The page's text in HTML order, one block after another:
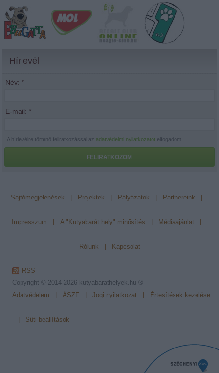
Hírlevél
Név: *
E-mail: *
A hírlevélre történő feliratkozással azadatvédelmi nyilatkozatot elfogadom.
FELIRATKOZOM
Sajtómegjelenések Projektek Pályázatok Partnereink
Impresszum A "Kutyabarát hely" minősítés Médiaajánlat
Rólunk Kapcsolat
RSS
Copyright © 2014-2026 kutyabarathelyek.hu ®
Adatvédelem
ÁSZF Jogi nyilatkozat Értesítések kezelése
Süti beállítások